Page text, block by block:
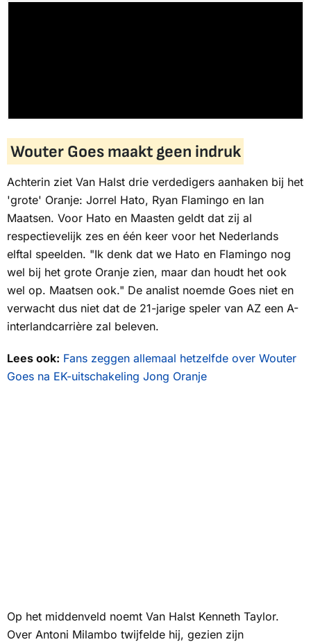
Wouter Goes maakt geen indruk
Achterin ziet Van Halst drie verdedigers aanhaken bij het
'grote' Oranje: Jorrel Hato, Ryan Flamingo en Ian
Maatsen. Voor Hato en Maasten geldt dat zij al
respectievelijk zes en één keer voor het Nederlands
elftal speelden. "Ik denk dat we Hato en Flamingo nog
wel bij het grote Oranje zien, maar dan houdt het ook
wel op. Maatsen ook." De analist noemde Goes niet en
verwacht dus niet dat de 21-jarige speler van AZ een A-
interlandcarrière zal beleven.
Lees ook: Fans zeggen allemaal hetzelfde over Wouter
Goes na EK-uitschakeling Jong Oranje
Op het middenveld noemt Van Halst Kenneth Taylor.
Over Antoni Milambo twijfelde hij, gezien zijn